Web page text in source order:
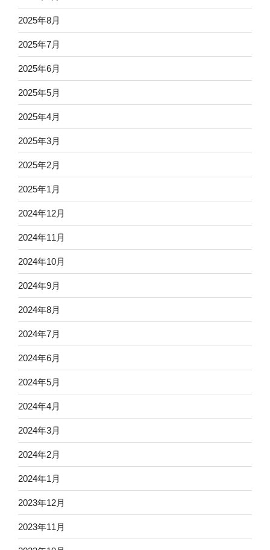
2025年8月
2025年7月
2025年6月
2025年5月
2025年4月
2025年3月
2025年2月
2025年1月
2024年12月
2024年11月
2024年10月
2024年9月
2024年8月
2024年7月
2024年6月
2024年5月
2024年4月
2024年3月
2024年2月
2024年1月
2023年12月
2023年11月